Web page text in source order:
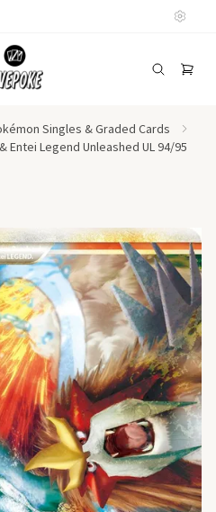
Singles & Graded Cards
Entei Legend Unleashed UL 94/95